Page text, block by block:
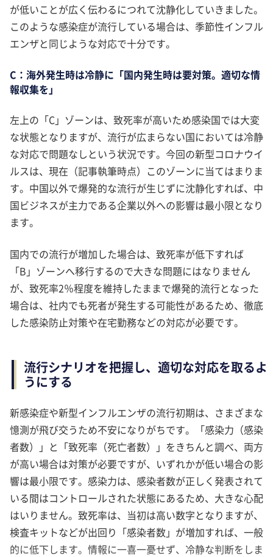
が低いことが広く伝わるにつれて沈静化していきました。
このような感染症が流行している場合は、季節性インフル
エンザと同じような対応で十分です。
C：海外発生時は冷静に「国内発生時は要対策。適切な情
報収集を」
左上の「C」ゾーンは、致死率が高いため感染国では大変
な状態となりますが、流行が広まらない国においては冷静
な対応で問題なしという状況です。今回の新型コロナウイ
ルスは、現在（記事執筆時点）このゾーンに当てはまりま
す。中国以外で爆発的な流行が生じずに沈静化すれば、中
国ビジネスが主力である企業以外への影響は最小限となり
ます。
国内での流行が増加した場合は、致死率が低下すれば
「B」ゾーンへ移行するので大きな問題にはなりません
が、致死率2％程度を維持したままで爆発的流行となった
場合は、社内でも死者が発生する可能性があるため、徹底
した感染防止対策や在宅勤務などの対応が必要です。
流行シナリオを把握し、適切な対応を取るよ
うにする
新感染症や新型インフルエンザの流行初期は、さまざまな
憶測が飛び交うため不安になりがちです。「感染力（感染
者数）」と「致死率（死亡者数）」をきちんと調べ、両方
が高い場合は対策が必要ですが、いずれかが低い場合の影
響は最小限です。感染力は、感染者数が正しく発表されて
いる間はコントロールされた状態にあるため、大きな心配
はいりません。致死率は、当初は高い数字となりますが、
検査キットなどが出回り「感染者数」が増加すれば、一般
的に低下します。情報に一喜一憂せず、冷静な判断をしま